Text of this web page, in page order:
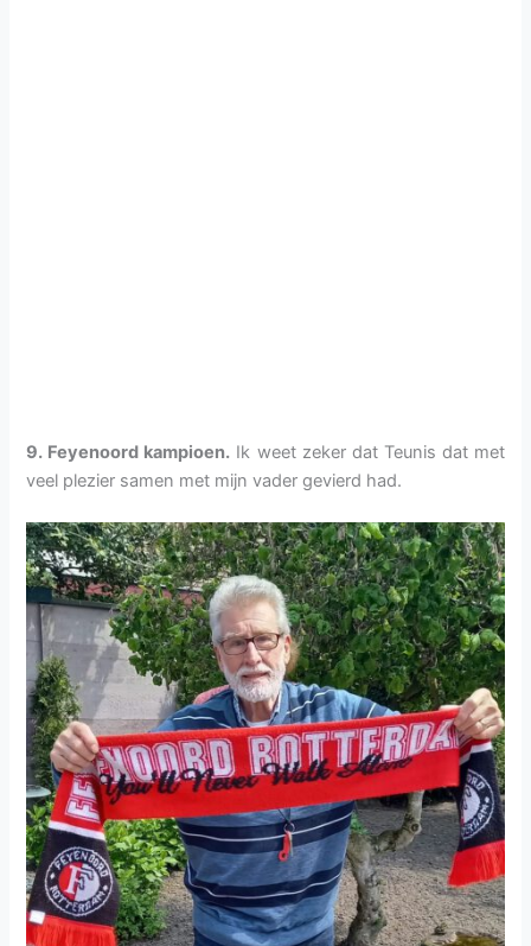
9. Feyenoord kampioen. Ik weet zeker dat Teunis dat met
veel plezier samen met mijn vader gevierd had.